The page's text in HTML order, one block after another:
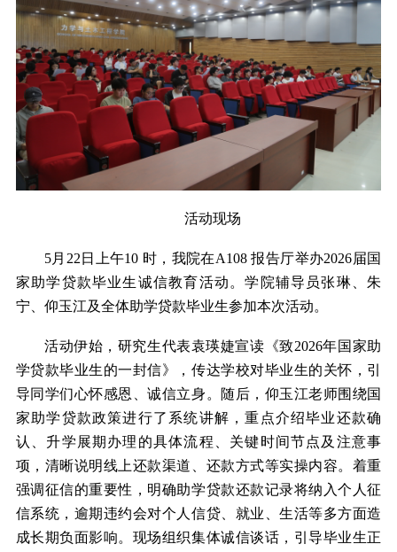
活动现场
5月 22 日上午10 时，我院在A108报告厅举办2026届国
家助学贷款毕业生诚信教育活动。学院辅导员张琳、朱
宁、仰玉江及全体助学贷款毕业生参加本次活动。
活动伊始，研究生代表袁瑛婕宣读《致2026年国家助
学贷款毕业生的一封信》，传达学校对毕业生的关怀，引
导同学们心怀感恩、诚信立身。随后，仰玉江老师围绕国
家助学贷款政策进行了系统讲解，重点介绍毕业还款确
认、升学展期办理的具体流程、关键时间节点及注意事
项，清晰说明线上还款渠道、还款方式等实操内容。着重
强调征信的重要性，明确助学贷款还款记录将纳入个人征
信系统，逾期违约会对个人信贷、就业、生活等多方面造
成长期负面影响。现场组织集体诚信谈话，引导毕业生正